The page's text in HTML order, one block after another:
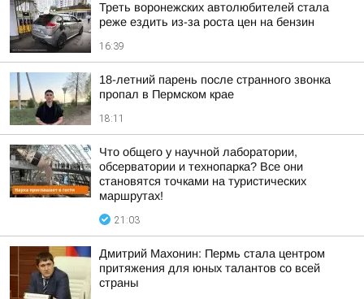
Треть воронежских автолюбителей стала
реже ездить из-за роста цен на бензин
16:39
18-летний парень после странного звонка
пропал в Пермском крае
18:11
Что общего у научной лаборатории,
обсерватории и технопарка? Все они
становятся точками на туристических
маршрутах!
21:03
Дмитрий Махонин: Пермь стала центром
притяжения для юных талантов со всей
страны